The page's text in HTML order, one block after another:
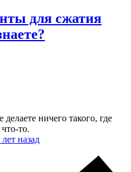
для сжатия
ничего такого, где
то.
назад